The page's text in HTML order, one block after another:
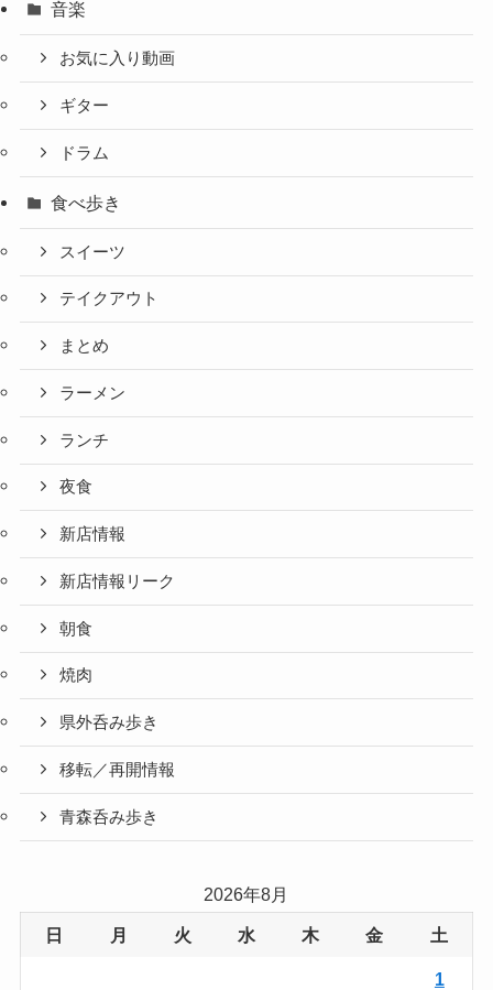
音楽
お気に入り動画
ギター
ドラム
食べ歩き
スイーツ
テイクアウト
まとめ
ラーメン
ランチ
夜食
新店情報
新店情報リーク
朝食
焼肉
県外呑み歩き
移転／再開情報
青森呑み歩き
2026年8月
日 月 火 水 木 金 土
1